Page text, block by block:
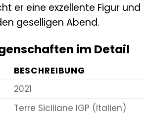
er eine exzellente Figur und
geselligen Abend.
im Detail
BESCHREIBUNG
2021
Terre Siciliane IGP (Italien)